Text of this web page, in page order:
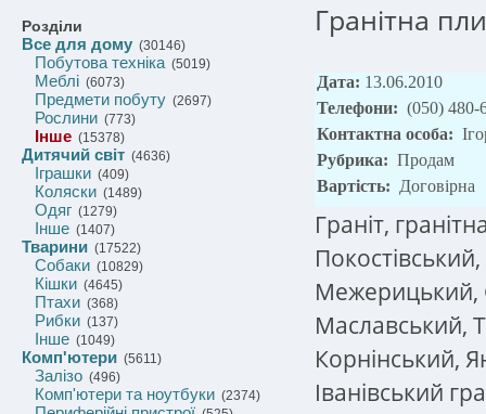
Розділи
Все для дому (30146)
Побутова техніка(5019)
Меблі (6073)
Предмети побуту (2697)
Рослини (773)
Інше (15378)
Дитячий світ (4636)
Іграшки (409)
Коляски (1489)
Одяг (1279)
Інше (1407)
Тварини (17522)
Собаки (10829)
Кішки (4645)
Птахи (368)
Рибки (137)
Інше (1049)
Комп'ютери (5611)
Залізо (496)
Комп'ютери та ноутбуки (2374)
Гранітна
Дата: 13.06.2010
Телефони: (050) 480-
Контактна особа:
Рубрика: Продам
Вартість: Договірна
Граніт,
Межерицький,
Маславський,
Корнінський,
Іванівський